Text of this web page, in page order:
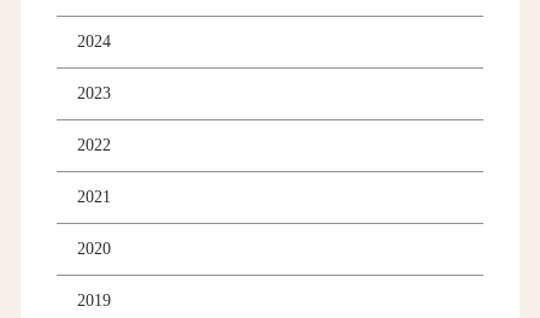
2024
2023
2022
2021
2020
2019